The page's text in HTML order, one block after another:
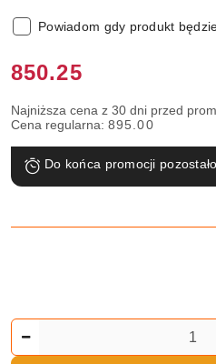
Powiadom gdy produkt
Cena:
850.25
Najniższa cena z 30 dni przed
Cena regularna: 895.00
Do końca promocji